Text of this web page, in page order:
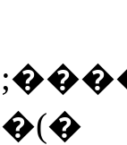
�(�